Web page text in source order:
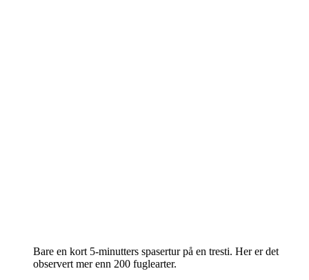
Bare en kort 5-minutters spasertur på en tresti. Her er det
observert mer enn 200 fuglearter.